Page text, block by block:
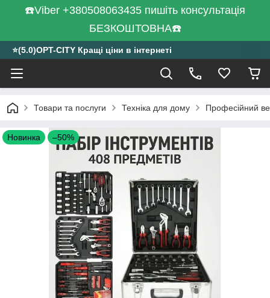
☎️Viber +380508063435 пишіть консультація
БЕЗКОШТОВНА☎️
⭐️(5.0)OPT-CITY Кращі ціни в інтернеті
Товари та послуги Техніка для дому Професійний
Новинка –50%